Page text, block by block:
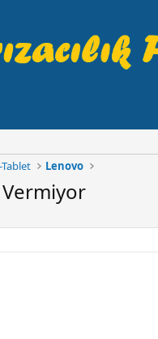
Lenovo
Vermiyor